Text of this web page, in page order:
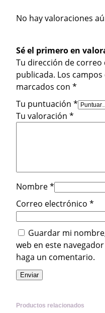
aNo hay valoraciones
Sé el primero en
Tu dirección de
publicada. Los
marcados con *
Tu puntuación *
Tu valoración *
Nombre*
Correo electrónico *
Guardar mi
web en este
haga un comentario.
Productos relacionados